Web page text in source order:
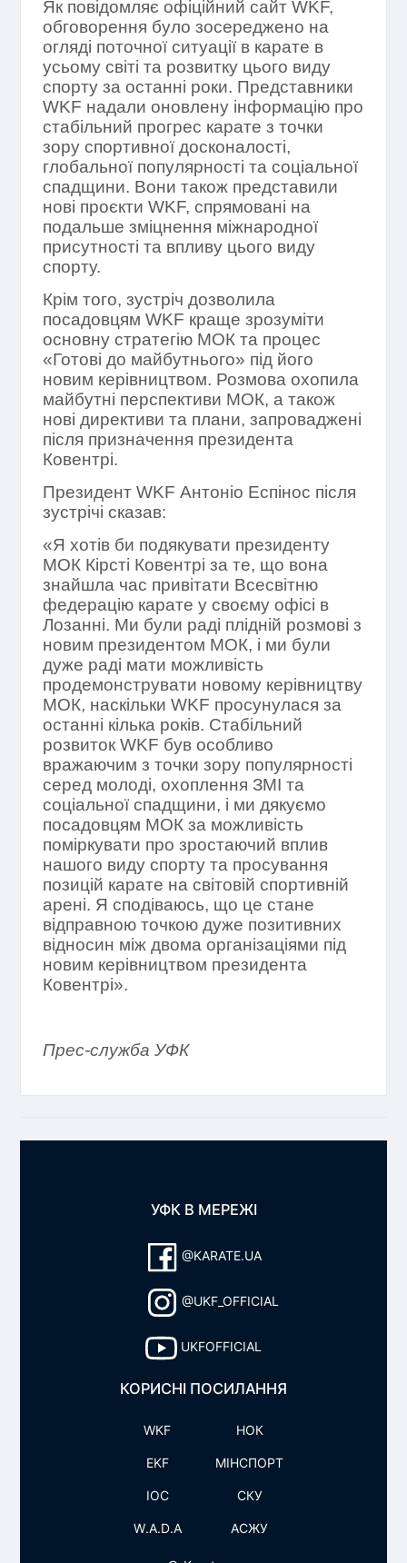
Як повідомляє офіційний сайт WKF,
обговорення було зосереджено на
огляді поточної ситуації в карате в
усьому світі та розвитку цього виду
спорту за останні роки. Представники
WKF надали оновлену інформацію про
стабільний прогрес карате з точки
зору спортивної досконалості,
глобальної популярності та соціальної
спадщини. Вони також представили
нові проєкти WKF, спрямовані на
подальше зміцнення міжнародної
присутності та впливу цього виду
спорту.
Крім того, зустріч дозволила
посадовцям WKF краще зрозуміти
основну стратегію МОК та процес
«Готові до майбутнього» під його
новим керівництвом. Розмова охопила
майбутні перспективи МОК, а також
нові директиви та плани, запроваджені
після призначення президента
Ковентрі.
Президент WKF Антоніо Еспінос після
зустрічі сказав:
«Я хотів би подякувати президенту
МОК Кірсті Ковентрі за те, що вона
знайшла час привітати Всесвітню
федерацію карате у своєму офісі в
Лозанні. Ми були раді плідній розмові з
новим президентом МОК, і ми були
дуже раді мати можливість
продемонструвати новому керівництву
МОК, наскільки WKF просунулася за
останні кілька років. Стабільний
розвиток WKF був особливо
вражаючим з точки зору популярності
серед молоді, охоплення ЗМІ та
соціальної спадщини, і ми дякуємо
посадовцям МОК за можливість
поміркувати про зростаючий вплив
нашого виду спорту та просування
позицій карате на світовій спортивній
арені. Я сподіваюсь, що це стане
відправною точкою дуже позитивних
відносин між двома організаціями під
новим керівництвом президента
Ковентрі».
Прес-служба УФК
УФК В МЕРЕЖІ
@KARATE.UA
@UKF_OFFICIAL
UKFOFFICIAL
КОРИСНІ ПОСИЛАННЯ
WKF
EKF
IOC
W.A.D.A
НОК
МІНСПОРТ
СКУ
АСЖУ